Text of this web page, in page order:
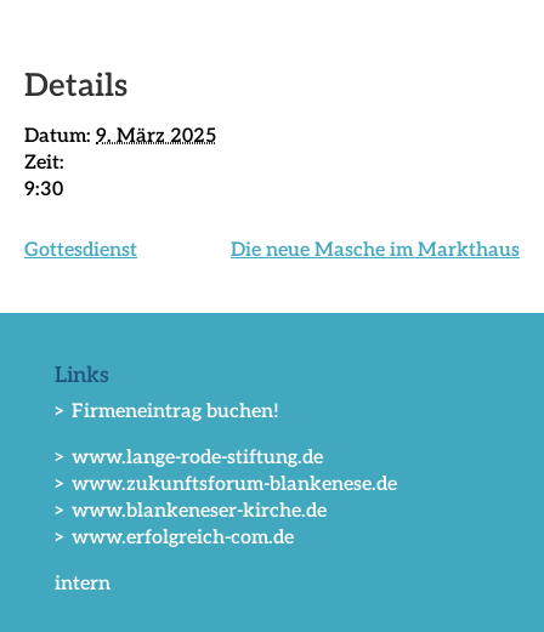
Details
Datum: 9. März 2025
Zeit:
9:30
Gottesdienst Die neue Masche im Markthaus
Links
> Firmeneintrag buchen!
> www.lange-rode-stiftung.de
> www.zukunftsforum-blankenese.de
> www.blankeneser-kirche.de
> www.erfolgreich-com.de
intern